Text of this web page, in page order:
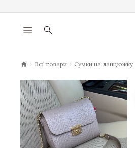
menu search
chevron_right Всі товари chevron_right Сумки на ланцюжку